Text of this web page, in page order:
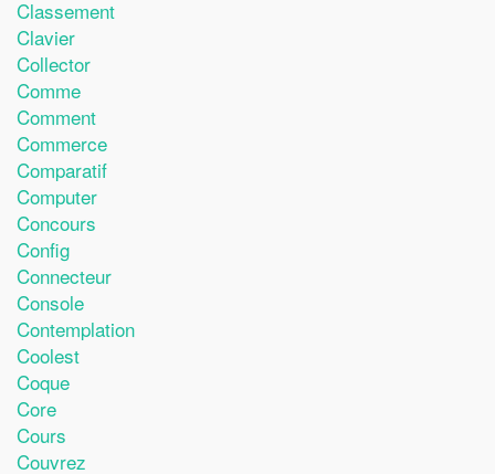
Classement
Clavier
Collector
Comme
Comment
Commerce
Comparatif
Computer
Concours
Config
Connecteur
Console
Contemplation
Coolest
Coque
Core
Cours
Couvrez